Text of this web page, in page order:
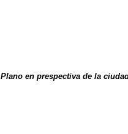
Plano en prespectiva de la